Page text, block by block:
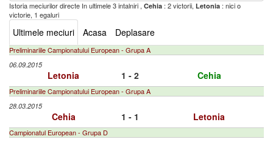
Istoria meciurilor directe In ultimele 3 intalniri , Cehia : 2 victorii, Letonia : nici o
victorie, 1 egaluri
Ultimele meciuri Acasa Deplasare
Preliminariile Campionatului European - Grupa A
06.09.2015
Letonia 1 - 2 Cehia
Preliminariile Campionatului European - Grupa A
28.03.2015
Cehia 1 - 1 Letonia
Campionatul European - Grupa D